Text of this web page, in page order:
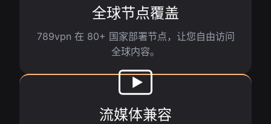
全球节点覆盖
789vpn 在 80+ 国家部署节点，让您自由访问
全球内容。
流媒体兼容